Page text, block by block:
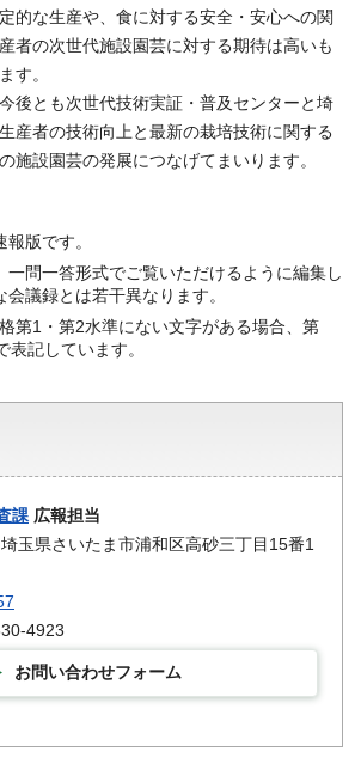
的な生産や、食に対する安全・安心への関
者の次世代施設園芸に対する期待は高いも
す。
後とも次世代技術実証・普及センターと埼
産者の技術向上と最新の栽培技術に関する
施設園芸の発展につなげてまいります。
報版です。
一問一答形式でご覧いただけるように編集し
議録とは若干異なります。
第1・第2水準にない文字がある場合、第
表記しています。
課 広報担当
玉県さいたま市浦和区高砂三丁目15番1
4923
お問い合わせフォーム